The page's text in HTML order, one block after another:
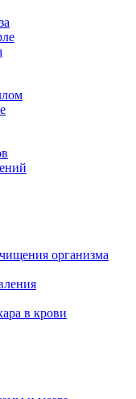
организма
в крови